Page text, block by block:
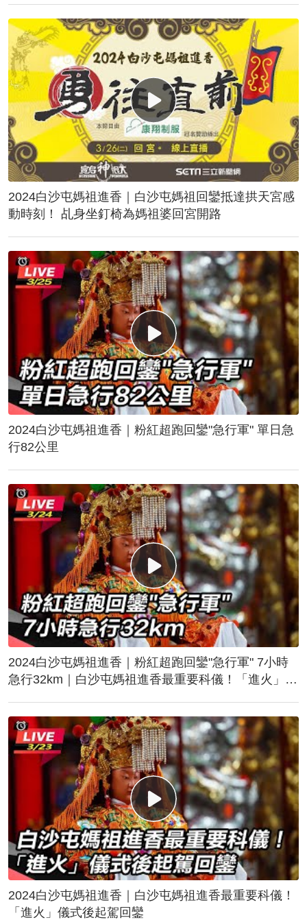
2024白沙屯媽祖進香｜白沙屯媽祖回鑾抵達拱天宮感
動時刻！ 乩身坐釘椅為媽祖婆回宮開路
2024白沙屯媽祖進香｜粉紅超跑回鑾"急行軍" 單日急
行82公里
2024白沙屯媽祖進香｜粉紅超跑回鑾"急行軍" 7小時
急行32km｜白沙屯媽祖進香最重要科儀！「進火」儀
2024白沙屯媽祖進香｜白沙屯媽祖進香最重要科儀！
「進火」儀式後起駕回鑾